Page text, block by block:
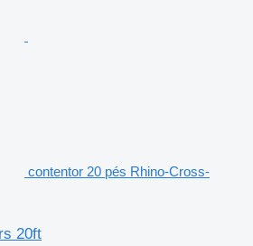
contentor 20 pés Rhino-Cross-
20ft